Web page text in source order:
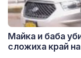
Майка и баба
сложиха край